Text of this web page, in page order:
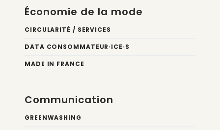
Économie de la mode
CIRCULARITÉ / SERVICES
DATA CONSOMMATEUR·ICE·S
MADE IN FRANCE
Communication
GREENWASHING